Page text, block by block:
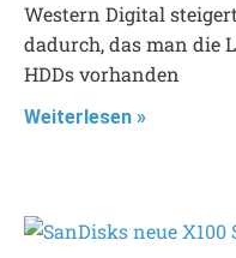
Western Digital
dadurch, das man die
HDDs vorhanden
Weiterlesen »